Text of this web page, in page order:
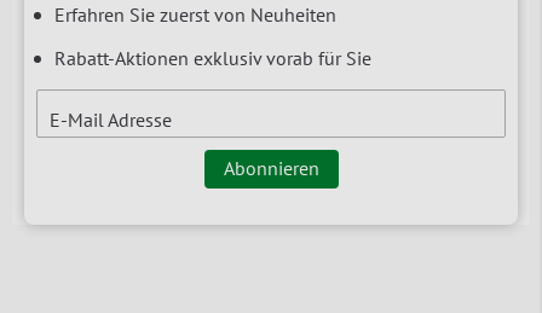
Erfahren Sie zuerst von Neuheiten
Rabatt-Aktionen exklusiv vorab für Sie
E-Mail Adresse
Abonnieren